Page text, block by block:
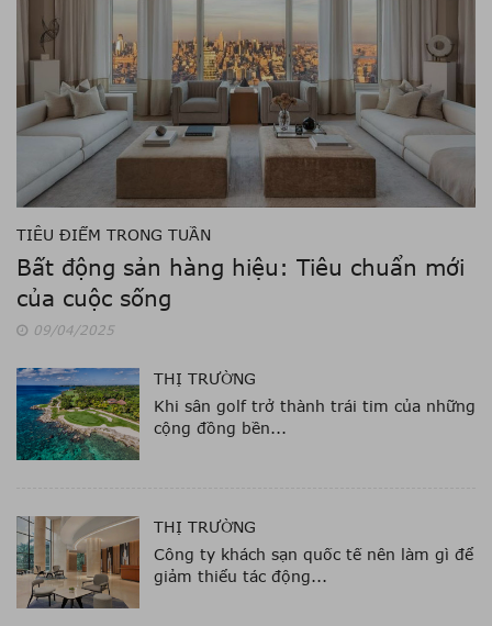
TIÊU ĐIỂM TRONG TUẦN
Bất động sản hàng hiệu: Tiêu chuẩn mới
của cuộc sống
09/04/2025
THỊ TRƯỜNG
Khi sân golf trở thành trái tim của những
cộng đồng bền...
THỊ TRƯỜNG
Công ty khách sạn quốc tế nên làm gì để
giảm thiểu tác động...